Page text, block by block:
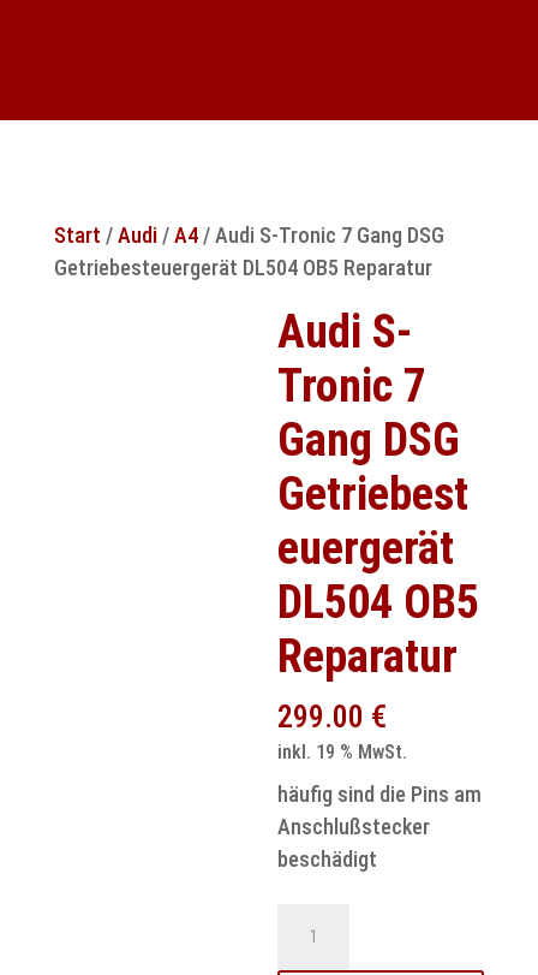
Start /Audi/A4/ Audi S-Tronic 7 Gang DSG
Getriebesteuergerät DL504 OB5 Reparatur
Audi S-
Tronic 7
Gang DSG
Getriebest
euergerät
DL504 OB5
Reparatur
299.00 €
inkl. 19 % MwSt.
häufig sind die Pins am
Anschlußstecker
beschädigt